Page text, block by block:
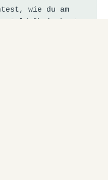
wie du am
Geld übrig hast,